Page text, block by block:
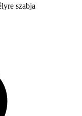
szabja